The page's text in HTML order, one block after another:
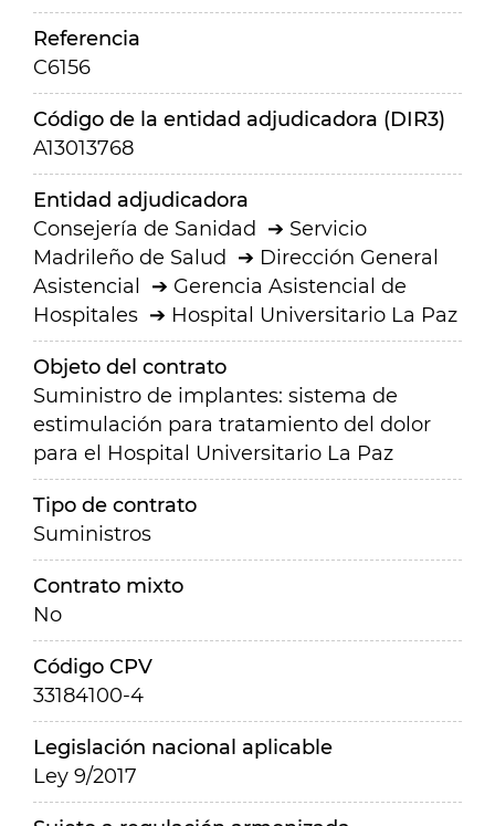
Referencia
C6156
Código de la entidad adjudicadora (DIR3)
A13013768
Entidad adjudicadora
Consejería de Sanidad
Servicio
Madrileño de Salud
Dirección General
Asistencial
Gerencia Asistencial de
Hospitales
Hospital Universitario La Paz
Objeto del contrato
Suministro de implantes: sistema de
estimulación para tratamiento del dolor
para el Hospital Universitario La Paz
Tipo de contrato
Suministros
Contrato mixto
No
Código CPV
33184100-4
Legislación nacional aplicable
Ley 9/2017